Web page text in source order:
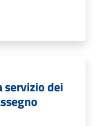
servizio dei